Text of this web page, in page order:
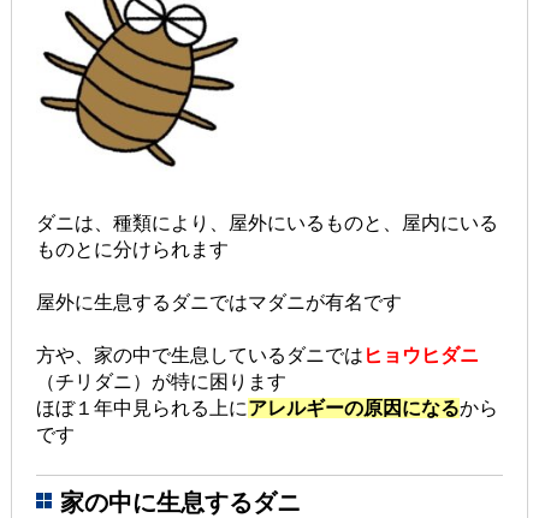
ダニは、種類により、屋外にいるものと、屋内にいる
ものとに分けられます
屋外に生息するダニではマダニが有名です
方や、家の中で生息しているダニでは ヒョウヒダニ
（チリダニ）が特に困ります
ほぼ１年中見られる上にアレルギーの原因になるから
です
家の中に生息するダニ